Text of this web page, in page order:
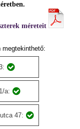
méreteit
megtekinthető:
a:
47: